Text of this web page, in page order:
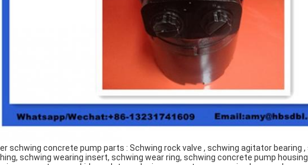
schwing concrete pump parts : Schwing rock valve , schwing agitator bearing
schwing wearing insert, schwing wear ring, schwing concrete pump